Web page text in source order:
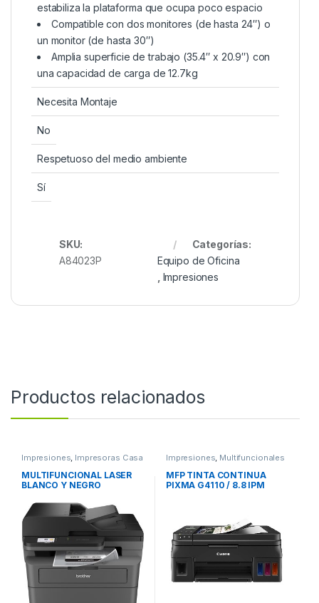
estabiliza la plataforma que ocupa poco espacio
Compatible con dos monitores (de hasta 24″) o
un monitor (de hasta 30″)
Amplia superficie de trabajo (35.4″ x 20.9″) con
una capacidad de carga de 12.7kg
Necesita Montaje
No
Respetuoso del medio ambiente
Sí
SKU:
A84023P
Categorías:
Equipo de Oficina
Impresiones
Productos relacionados
Impresiones Impresoras Casa
y Oficina
MULTIFUNCIONAL LASER
BLANCO Y NEGRO
ETHER
Impresiones Multifuncionales
MFP TINTA CONTINUA
PIXMA G4110 / 8.8 IPM